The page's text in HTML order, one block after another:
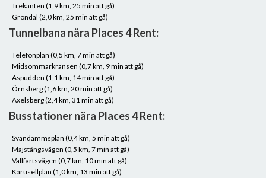
Trekanten (1,9 km, 25 min att gå)
Gröndal (2,0 km, 25 min att gå)
Tunnelbana nära Places 4 Rent:
Telefonplan (0,5 km, 7 min att gå)
Midsommarkransen (0,7 km, 9 min att gå)
Aspudden (1,1 km, 14 min att gå)
Örnsberg (1,6 km, 20 min att gå)
Axelsberg (2,4 km, 31 min att gå)
Busstationer nära Places 4 Rent:
Svandammsplan (0,4 km, 5 min att gå)
Majstångsvägen (0,5 km, 7 min att gå)
Vallfartsvägen (0,7 km, 10 min att gå)
Karusellplan (1,0 km, 13 min att gå)